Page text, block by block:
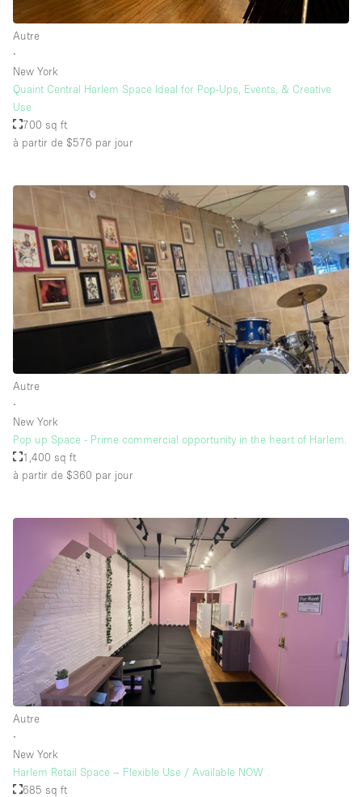
Équipement de bureau
Étage/accès
Sous-sol
Rez-de-chaussée sur rue
Centre commercial
Rooftop
À l'étage
Autre
Autre
∙
New York
Quaint Central Harlem Space Ideal for Pop-Ups, Events, & Creative
Use
700 sq ft
à partir de $576 par jour
Autre
∙
New York
Pop up Space - Prime commercial opportunity in the heart of Harlem.
1,400 sq ft
à partir de $360 par jour
Autre
∙
New York
Harlem Retail Space – Flexible Use / Available NOW
685 sq ft